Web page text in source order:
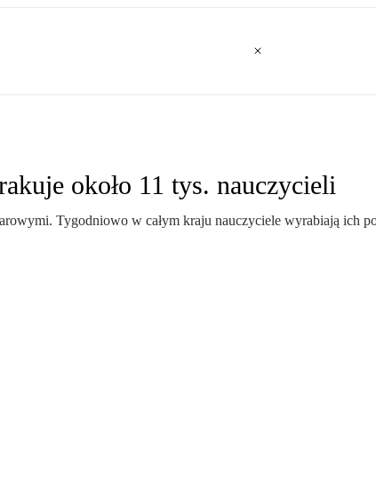
około 11 tys. nauczycieli
Tygodniowo w całym kraju nauczyciele wyrabiają ich